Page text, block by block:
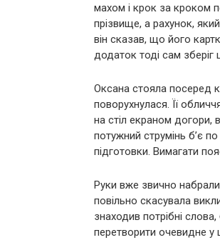
махом і крок за кроком
прізвище, а рахунок,
він сказав, що його
додаток тоді сам зберіг
Оксана стояла посеред
поворухнулася. Її
на стіл екраном догори,
потужний струмінь б’є
підготовки. Вимагати
Руки вже звично
повільно скасувала
знаходив потрібні
перетворити очевидне у